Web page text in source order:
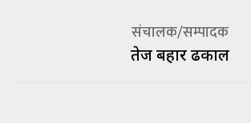
संचालक/सम्पादक
तेज बहादूर ढकाल